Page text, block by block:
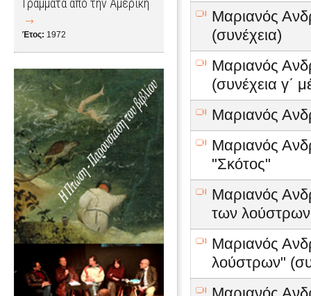
Γράμματα από την Αμερική
Έτος: 1972
Μαριανός
(συνέχεια)
Μαριανός
(συνέχεια γ΄
Μαριανός
Μαριανός
"Σκότος"
Μαριανός
των
Μαριανός
λούστρων"